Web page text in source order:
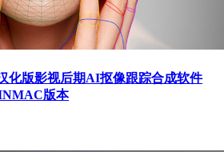
化版影视后期AI抠像跟踪合成软件
版本